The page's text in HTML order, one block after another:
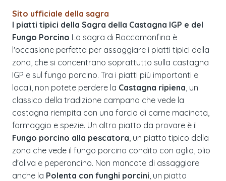
Sito ufficiale della sagra
I piatti tipici della Sagra della Castagna IGP e del
Fungo Porcino La sagra di Roccamonfina è
l'occasione perfetta per assaggiare i piatti tipici della
zona, che si concentrano soprattutto sulla castagna
IGP e sul fungo porcino. Tra i piatti più importanti e
locali, non potete perdere la Castagna ripiena , un
classico della tradizione campana che vede la
castagna riempita con una farcia di carne macinata,
formaggio e spezie. Un altro piatto da provare è il
Fungo porcino alla pescatora , un piatto tipico della
zona che vede il fungo porcino condito con aglio, olio
d'oliva e peperoncino. Non mancate di assaggiare
anche la Polenta con funghi porcini , un piatto